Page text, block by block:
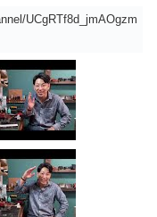
UCgRTf8d_jmAOgzm